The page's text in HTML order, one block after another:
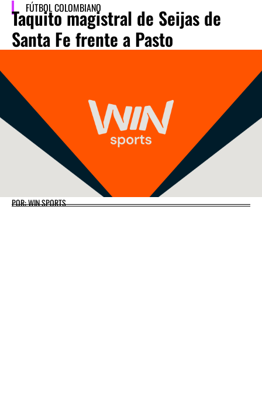
FÚTBOL COLOMBIANO
Taquito magistral de Seijas de
Santa Fe frente a Pasto
POR: WIN SPORTS